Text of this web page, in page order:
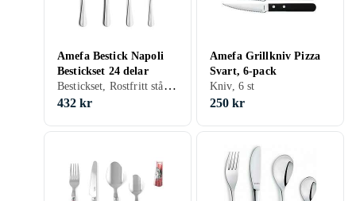
Amefa Bestick Napoli
Bestickset 24 delar
Bestickset, Rostfritt stål, 24 st
432 kr
Amefa Grillkniv Pizza
Svart, 6-pack
Kniv, 6 st
250 kr